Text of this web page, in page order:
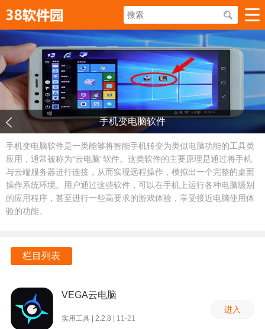
手机变电脑软件
手机变电脑软件是一类能够将智能手机转变为类似电脑功能的工具类
应用，通常被称为“云电脑”软件。这类软件的主要原理是通过将手机
与云端服务器进行连接，从而实现远程操作，模拟出一个完整的桌面
操作系统环境。用户通过这些软件，可以在手机上运行各种电脑级别
的应用程序，甚至进行一些高要求的游戏体验，享受接近电脑使用体
验的功能。
栏目列表
VEGA云电脑
实用工具 | 2.2.8 | 11-21
进入